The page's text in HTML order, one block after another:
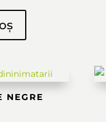
NEGRE